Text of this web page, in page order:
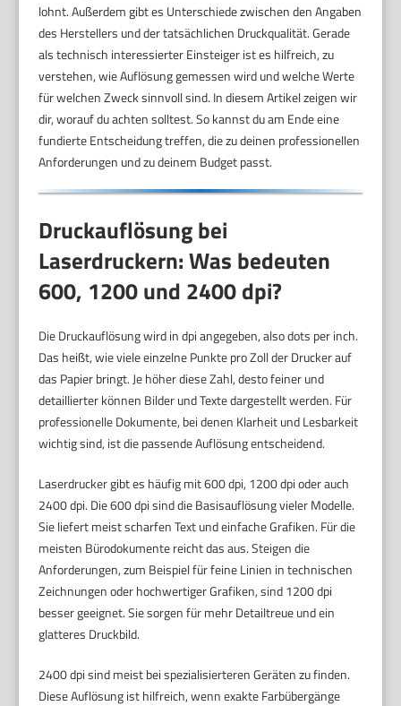
lohnt. Außerdem gibt es Unterschiede zwischen den Angaben
des Herstellers und der tatsächlichen Druckqualität. Gerade
als technisch interessierter Einsteiger ist es hilfreich, zu
verstehen, wie Auflösung gemessen wird und welche Werte
für welchen Zweck sinnvoll sind. In diesem Artikel zeigen wir
dir, worauf du achten solltest. So kannst du am Ende eine
fundierte Entscheidung treffen, die zu deinen professionellen
Anforderungen und zu deinem Budget passt.
Druckauflösung bei
Laserdruckern: Was bedeuten
600, 1200 und 2400 dpi?
Die Druckauflösung wird in dpi angegeben, also dots per inch.
Das heißt, wie viele einzelne Punkte pro Zoll der Drucker auf
das Papier bringt. Je höher diese Zahl, desto feiner und
detaillierter können Bilder und Texte dargestellt werden. Für
professionelle Dokumente, bei denen Klarheit und Lesbarkeit
wichtig sind, ist die passende Auflösung entscheidend.
Laserdrucker gibt es häufig mit 600 dpi, 1200 dpi oder auch
2400 dpi. Die 600 dpi sind die Basisauflösung vieler Modelle.
Sie liefert meist scharfen Text und einfache Grafiken. Für die
meisten Bürodokumente reicht das aus. Steigen die
Anforderungen, zum Beispiel für feine Linien in technischen
Zeichnungen oder hochwertiger Grafiken, sind 1200 dpi
besser geeignet. Sie sorgen für mehr Detailtreue und ein
glatteres Druckbild.
2400 dpi sind meist bei spezialisierteren Geräten zu finden.
Diese Auflösung ist hilfreich, wenn exakte Farbübergänge